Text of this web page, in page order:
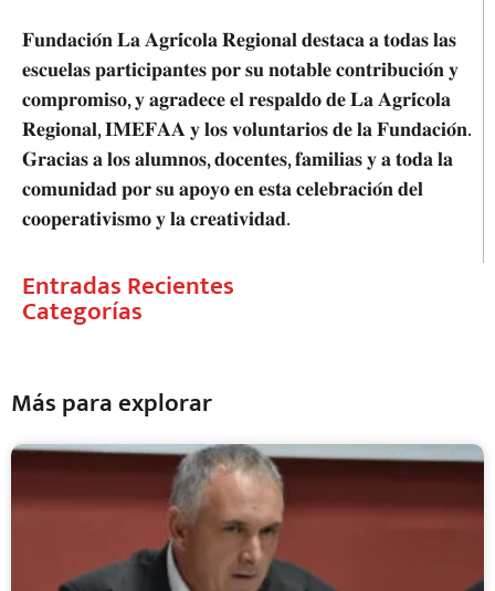
𝐅𝐮𝐧𝐝𝐚𝐜𝐢𝐨́𝐧 𝐋𝐚 𝐀𝐠𝐫𝐢́𝐜𝐨𝐥𝐚 𝐑𝐞𝐠𝐢𝐨𝐧𝐚𝐥 𝐝𝐞𝐬𝐭𝐚𝐜𝐚 𝐚 𝐭𝐨𝐝𝐚𝐬 𝐥𝐚𝐬
𝐞𝐬𝐜𝐮𝐞𝐥𝐚𝐬 𝐩𝐚𝐫𝐭𝐢𝐜𝐢𝐩𝐚𝐧𝐭𝐞𝐬 𝐩𝐨𝐫 𝐬𝐮 𝐧𝐨𝐭𝐚𝐛𝐥𝐞 𝐜𝐨𝐧𝐭𝐫𝐢𝐛𝐮𝐜𝐢𝐨́𝐧 𝐲
𝐜𝐨𝐦𝐩𝐫𝐨𝐦𝐢𝐬𝐨, 𝐲 𝐚𝐠𝐫𝐚𝐝𝐞𝐜𝐞 𝐞𝐥 𝐫𝐞𝐬𝐩𝐚𝐥𝐝𝐨 𝐝𝐞 𝐋𝐚 𝐀𝐠𝐫𝐢́𝐜𝐨𝐥𝐚
𝐑𝐞𝐠𝐢𝐨𝐧𝐚𝐥, 𝐈𝐌𝐄𝐅𝐀𝐀 𝐲 𝐥𝐨𝐬 𝐯𝐨𝐥𝐮𝐧𝐭𝐚𝐫𝐢𝐨𝐬 𝐝𝐞 𝐥𝐚 𝐅𝐮𝐧𝐝𝐚𝐜𝐢𝐨́𝐧.
𝐆𝐫𝐚𝐜𝐢𝐚𝐬 𝐚 𝐥𝐨𝐬 𝐚𝐥𝐮𝐦𝐧𝐨𝐬, 𝐝𝐨𝐜𝐞𝐧𝐭𝐞𝐬, 𝐟𝐚𝐦𝐢𝐥𝐢𝐚𝐬 𝐲 𝐚 𝐭𝐨𝐝𝐚 𝐥𝐚
𝐜𝐨𝐦𝐮𝐧𝐢𝐝𝐚𝐝 𝐩𝐨𝐫 𝐬𝐮 𝐚𝐩𝐨𝐲𝐨 𝐞𝐧 𝐞𝐬𝐭𝐚 𝐜𝐞𝐥𝐞𝐛𝐫𝐚𝐜𝐢𝐨́𝐧 𝐝𝐞𝐥
𝐜𝐨𝐨𝐩𝐞𝐫𝐚𝐭𝐢𝐯𝐢𝐬𝐦𝐨 𝐲 𝐥𝐚 𝐜𝐫𝐞𝐚𝐭𝐢𝐯𝐢𝐝𝐚𝐝.
Entradas Recientes
Categorías
Más para explorar